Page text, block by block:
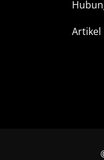
Artikel